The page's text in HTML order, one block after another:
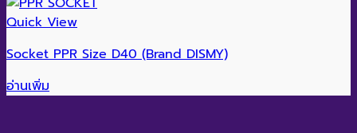
Quick View
Socket PPR Size D40 (Brand DISMY)
อ่านเพิ่ม